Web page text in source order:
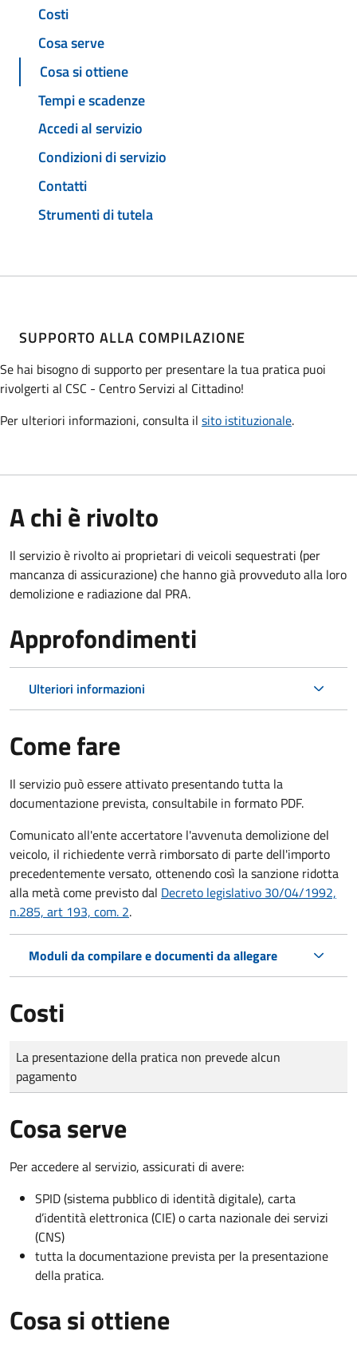
Costi
Cosa serve
Cosa si ottiene
Tempi e scadenze
Accedi al servizio
Condizioni di servizio
Contatti
Strumenti di tutela
SUPPORTO ALLA COMPILAZIONE
Se hai bisogno di supporto per presentare la tua pratica puoi
rivolgerti al CSC - Centro Servizi al Cittadino!
Per ulteriori informazioni, consulta il sito istituzionale.
A chi è rivolto
Il servizio è rivolto ai proprietari di veicoli sequestrati (per
mancanza di assicurazione) che hanno già provveduto alla loro
demolizione e radiazione dal PRA.
Approfondimenti
Ulteriori informazioni
Come fare
Il servizio può essere attivato presentando tutta la
documentazione prevista, consultabile in formato PDF.
Comunicato all'ente accertatore l'avvenuta demolizione del
veicolo, il richiedente verrà rimborsato di parte dell'importo
precedentemente versato, ottenendo così la sanzione ridotta
alla metà come previsto dal Decreto legislativo 30/04/1992,
n.285, art 193, com. 2.
Moduli da compilare e documenti da allegare
Costi
Tipo di pagamento
Importo
La presentazione della pratica non prevede alcun
pagamento
Cosa serve
Per accedere al servizio, assicurati di avere:
SPID (sistema pubblico di identità digitale), carta
d’identità elettronica (CIE) o carta nazionale dei servizi
(CNS)
tutta la documentazione prevista per la presentazione
della pratica.
Cosa si ottiene